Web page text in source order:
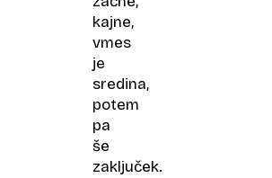
kajne,
vmes
je
sredina,
potem
pa
še
zaključek.